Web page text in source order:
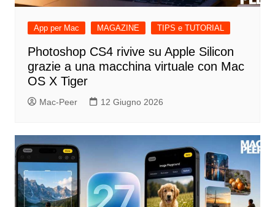
App per Mac MAGAZINE TIPS e TUTORIAL
Photoshop CS4 rivive su Apple Silicon
grazie a una macchina virtuale con Mac
OS X Tiger
Mac-Peer 12 Giugno 2026